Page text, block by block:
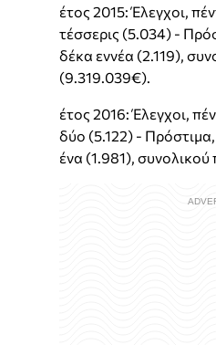
έτος 2015: Έλεγχοι,
τέσσερις (5.034) -
δέκα εννέα (2.119),
(9.319.039€).
έτος 2016: Έλεγχοι,
δύο (5.122) - Πρόστιμα,
ένα (1.981),